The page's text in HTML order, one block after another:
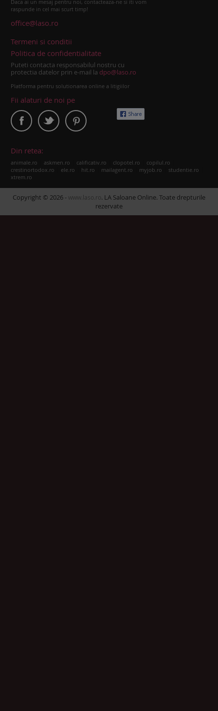
Daca ai un mesaj pentru noi, contacteaza-ne si iti vom
raspunde in cel mai scurt timp!
office@laso.ro
Termeni si conditii
Politica de confidentialitate
Puteti contacta responsabilul nostru cu
protectia datelor prin e-mail la dpo@laso.ro
Platforma pentru solutionarea online a litigiilor
Fii alaturi de noi pe
Din retea:
animale.ro askmen.ro calificativ.ro clopotel.ro copilul.ro
crestinortodox.ro ele.ro hit.ro mailagent.ro myjob.ro studentie.ro
xtrem.ro
Copyright © 2026 - www.laso.ro. LA Saloane Online. Toate drepturile
rezervate